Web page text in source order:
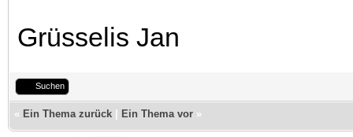
Grüsselis Jan
Suchen
« Ein Thema zurück Ein Thema vor »